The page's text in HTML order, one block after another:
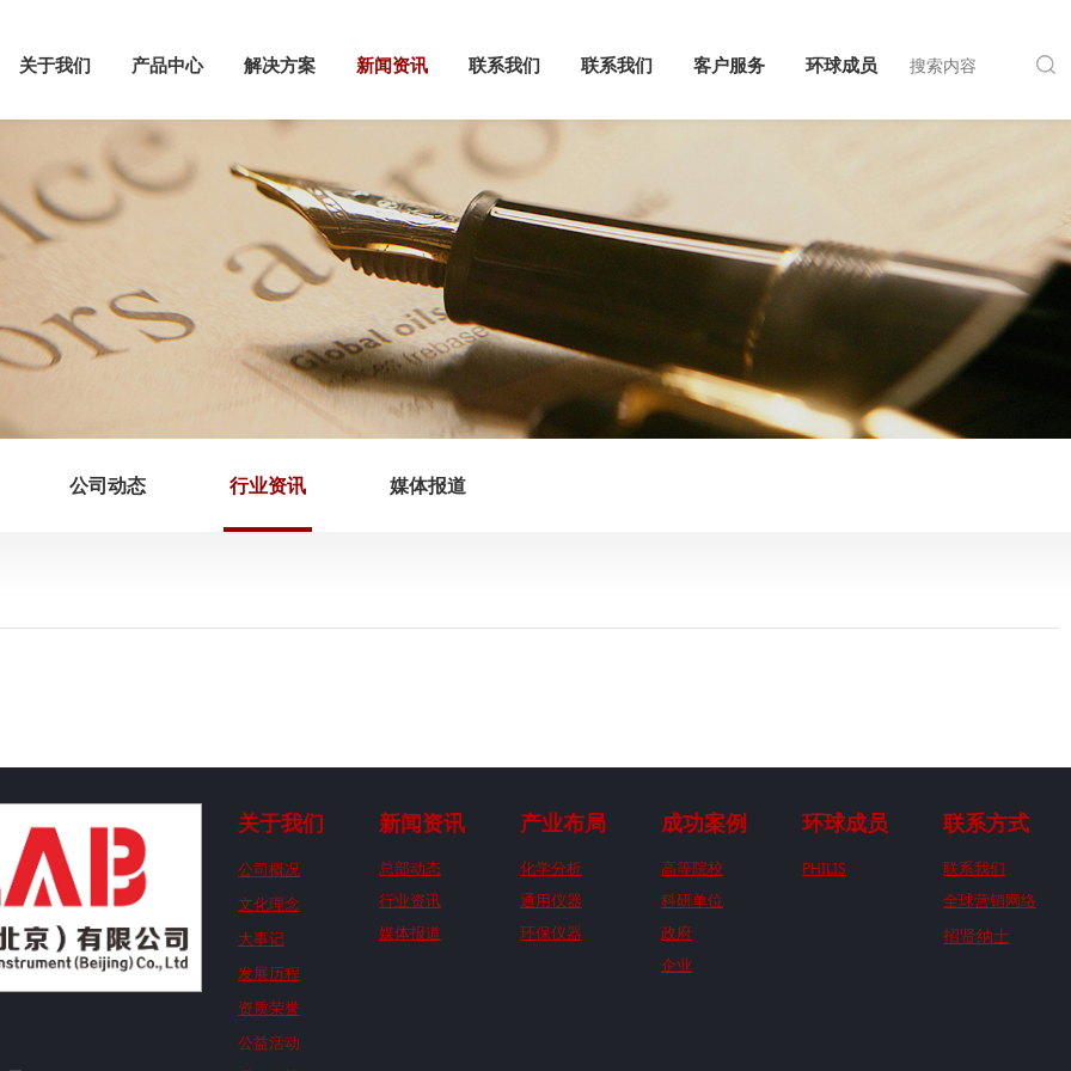
关于我们 产品中心 解决方案 新闻资讯 联系我们 联系我们 客户服务 环球成员
公司动态 行业资讯 媒体报道
关于我们
公司概况
文化理念
大事记
发展历程
资质荣誉
公益活动
新闻资讯
总部动态
行业资讯
媒体报道
产业布局
化学分析
通用仪器
环保仪器
成功案例
高等院校
科研单位
政府
企业
环球成员
PHILIS
联系方式
联系我们
全球营销网络
招贤纳士